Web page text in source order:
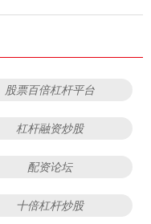
股票百倍杠杆平台
杠杆融资炒股
配资论坛
十倍杠杆炒股